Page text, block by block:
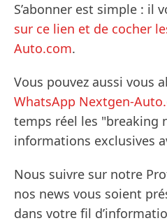
S’abonner est simple : il
sur ce lien et de cocher
Auto.com.
Vous pouvez aussi vous
WhatsApp Nextgen-
temps réel les "breaking
informations exclusives
Nous suivre sur notre
nos news vous soient
dans votre fil